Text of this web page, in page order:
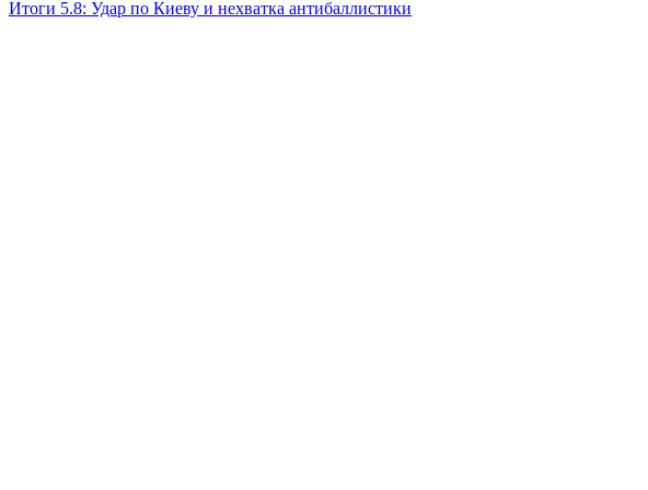
Итоги 5.8: Удар по Киеву и нехватка антибаллистики